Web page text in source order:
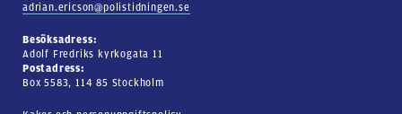
adrian.ericson@polistidningen.se
Besöksadress:
Adolf Fredriks kyrkogata 11
Postadress:
Box 5583, 114 85 Stockholm